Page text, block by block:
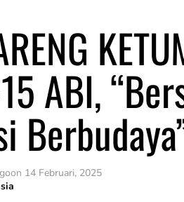
ABI,
on 14 Februari, 2025